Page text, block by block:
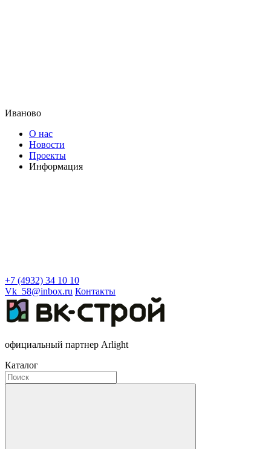
Иваново
О нас
Новости
Проекты
Информация
+7 (4932) 34 10 10
Vk_58@inbox.ru Контакты
официальный партнер Arlight
Каталог